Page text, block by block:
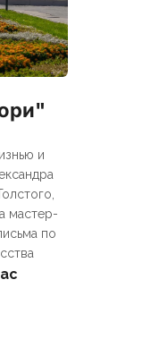
и
мастер-
по